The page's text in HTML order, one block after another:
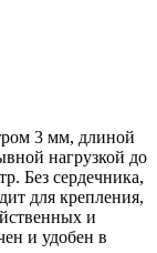
3 мм, длиной
нагрузкой до
Без сердечника,
для крепления,
и
и удобен в